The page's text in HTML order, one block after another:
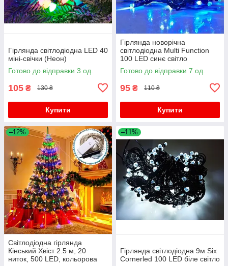
Гірлянда світлодіодна LED 40
міні-свічки (Неон)
Готово до відправки 3 од.
105 ₴ 130 ₴
Купити
Гірлянда новорічна
світлодіодна Multi Function
100 LED синє світло
Готово до відправки 7 од.
95 ₴ 110 ₴
Купити
–12%
Світлодіодна гірлянда
Кінський Хвіст 2.5 м, 20
ниток, 500 LED, кольорова
–11%
Гірлянда світлодіодна 9м Six
Cornerled 100 LED біле світло